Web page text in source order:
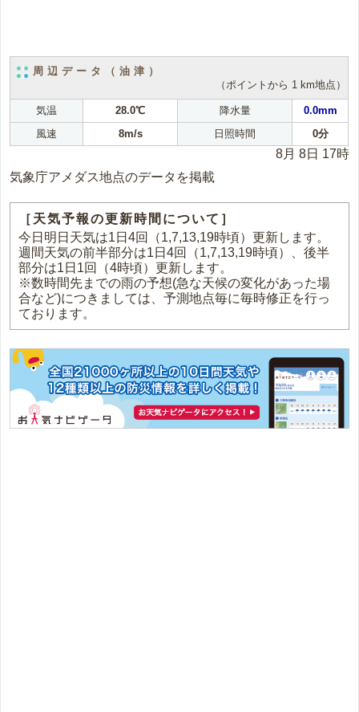
周辺データ（油津）
（ポイントから 1 km地点）
気温 28.0℃ 降水量
0.0mm
風速
8m/s 日照時間 0分
8月 8日 17時
気象庁アメダス地点のデータを掲載
［天気予報の更新時間について］
今日明日天気は1日4回（1,7,13,19時頃）更新します。
週間天気の前半部分は1日4回（1,7,13,19時頃）、後半
部分は1日1回（4時頃）更新します。
※数時間先までの雨の予想(急な天候の変化があった場
合など)につきましては、予測地点毎に毎時修正を行っ
ております。